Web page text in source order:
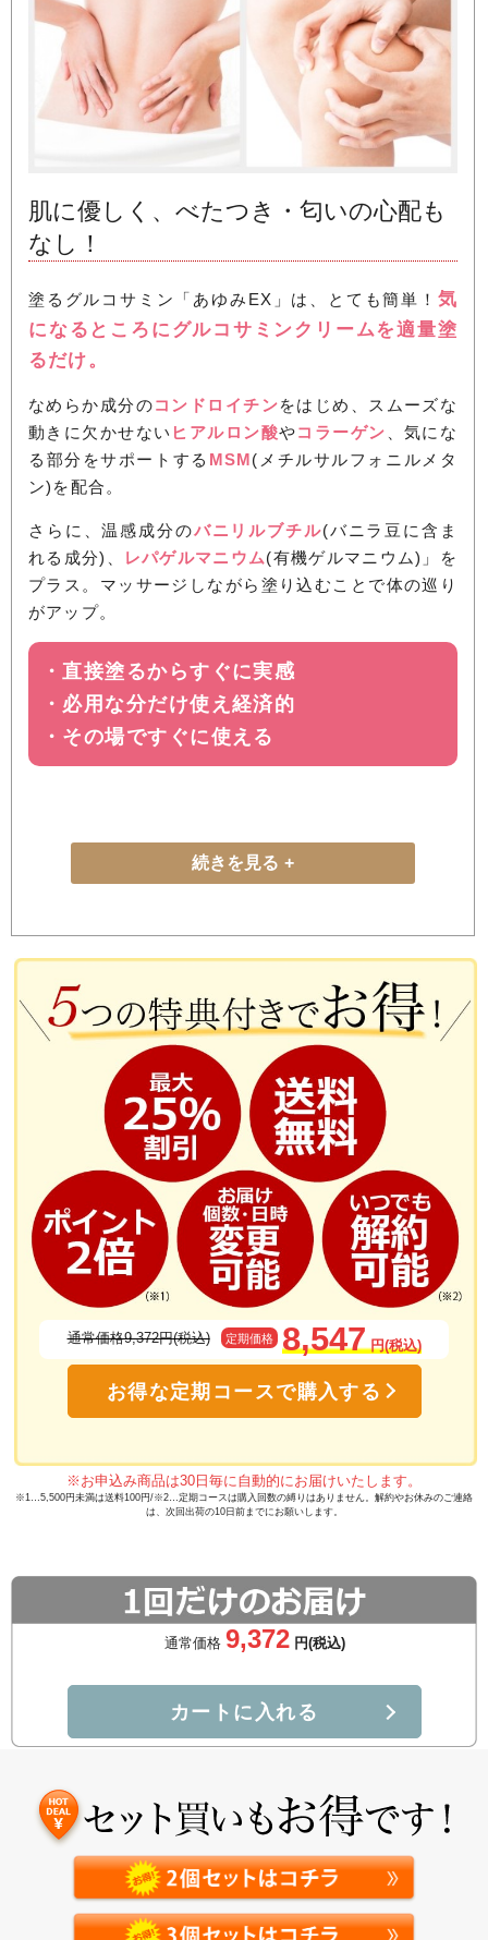
肌に優しく、べたつき・匂いの心配も
なし！
塗るグルコサミン「あゆみEX」は、とても簡単！ 気
になるところにグルコサミンクリームを適量塗
るだけ。
なめらか成分のコンドロイチンをはじめ、スムーズな
動きに欠かせない ヒアルロン酸やコラーゲン 、気にな
る部分をサポートする MSM(メチルサルフォニルメタ
ン)を配合。
さらに、温感成分のバニリルブチル(バニラ豆に含ま
れる成分)、
レパゲルマニウム(有機ゲルマニウム)」を
プラス。マッサージしながら塗り込むことで体の巡り
がアップ。
・直接塗るからすぐに実感
・必用な分だけ使え経済的
・その場ですぐに使える
続きを見る
天然型グルコサミンを使用
塗るグルコサミン「あゆみEX」に使用されているN-アセチルグルコサミ
ンは体内へ吸収されやすく、ヒアルロン酸の生成をサポート
通常のグルコサミンとはまったく異な
ります！
サミンは関節や肌に存在しているヒアルロン酸の
「元」となる成分です。
ションのように働き、各部を保護してくれる大切な役
割を担っています。
天然型グルコサミンは利用効率が３倍！
通常のグルコサミンは、体内での摂取率は約8%程度
になります。一方、N-アセチルグルコサミンは、体内
への摂取率が25%と摂取される割合が高いです。N-ア
層まで
あゆみEXは、N-アセチルグルコサミンを
贅沢に配合
通常価格 9,372 円(税込)
カートに入れる
通常価格9,372円(税込) 定期価格 8,547 円(税込)
お得な定期コースで購入する
※お申込み商品は30日毎に自動的にお届けいたします。
※1…5,500円未満は送料100円/※2…定期コースは購入回数の縛りはありません。解約やお休みのご連絡
は、次回出荷の10日前までにお願いします。